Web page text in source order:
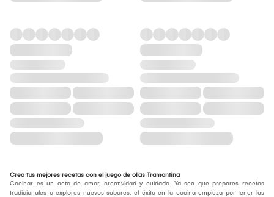
Crea tus mejores recetas con el juego de ollas Tramontina
Cocinar es un acto de amor, creatividad y cuidado. Ya sea que prepares recetas
tradicionales o explores nuevos sabores, el éxito en la cocina empieza por tener las